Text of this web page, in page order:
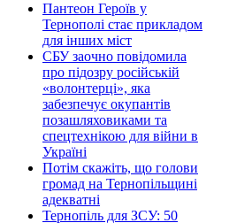
Пантеон Героїв у
Тернополі стає прикладом
для інших міст
СБУ заочно повідомила
про підозру російській
«волонтерці», яка
забезпечує окупантів
позашляховиками та
спецтехнікою для війни в
Україні
Потім скажіть, що голови
громад на Тернопільщині
адекватні
Тернопіль для ЗСУ: 50